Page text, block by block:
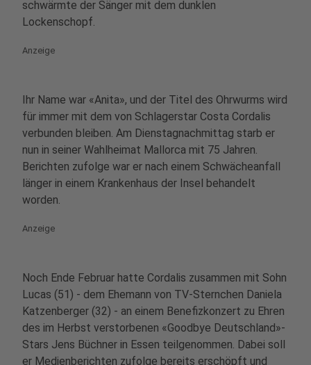
schwärmte der Sänger mit dem dunklen
Lockenschopf.
Anzeige
Ihr Name war «Anita», und der Titel des Ohrwurms wird
für immer mit dem von Schlagerstar Costa Cordalis
verbunden bleiben. Am Dienstagnachmittag starb er
nun in seiner Wahlheimat Mallorca mit 75 Jahren.
Berichten zufolge war er nach einem Schwächeanfall
länger in einem Krankenhaus der Insel behandelt
worden.
Anzeige
Noch Ende Februar hatte Cordalis zusammen mit Sohn
Lucas (51) - dem Ehemann von TV-Sternchen Daniela
Katzenberger (32) - an einem Benefizkonzert zu Ehren
des im Herbst verstorbenen «Goodbye Deutschland»-
Stars Jens Büchner in Essen teilgenommen. Dabei soll
er Medienberichten zufolge bereits erschöpft und